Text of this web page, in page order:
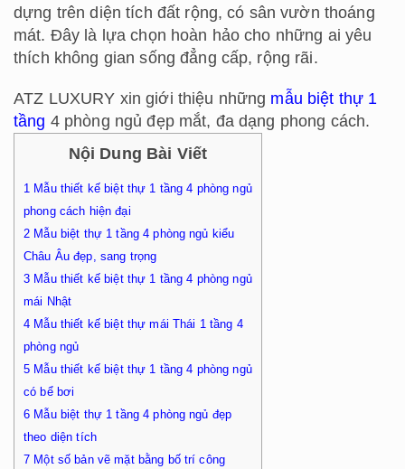
dựng trên diện tích đất rộng, có sân vườn thoáng
mát. Đây là lựa chọn hoàn hảo cho những ai yêu
thích không gian sống đẳng cấp, rộng rãi.
ATZ LUXURY xin giới thiệu những mẫu biệt thự 1
tầng 4 phòng ngủ đẹp mắt, đa dạng phong cách.
Nội Dung Bài Viết
1 Mẫu thiết kế biệt thự 1 tầng 4 phòng ngủ
phong cách hiện đại
2 Mẫu biệt thự 1 tầng 4 phòng ngủ kiểu
Châu Âu đẹp, sang trọng
3 Mẫu thiết kế biệt thự 1 tầng 4 phòng ngủ
mái Nhật
4 Mẫu thiết kế biệt thự mái Thái 1 tầng 4
phòng ngủ
5 Mẫu thiết kế biệt thự 1 tầng 4 phòng ngủ
có bể bơi
6 Mẫu biệt thự 1 tầng 4 phòng ngủ đẹp
theo diện tích
7 Một số bản vẽ mặt bằng bố trí công